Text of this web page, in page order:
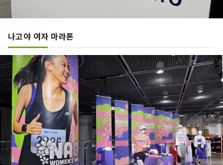
나고야 여자 마라톤